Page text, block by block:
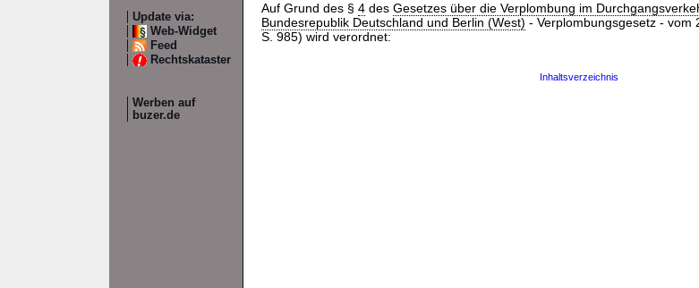
Update via:
Web-Widget
Feed
Rechtskataster
Werben auf
buzer.de
Auf Grund des § 4 des Gesetzes über die Verplombung im
Bundesrepublik Deutschland und Berlin (West) - Verplombungsgesetz - vom
S. 985) wird verordnet:
Inhaltsverzeichnis